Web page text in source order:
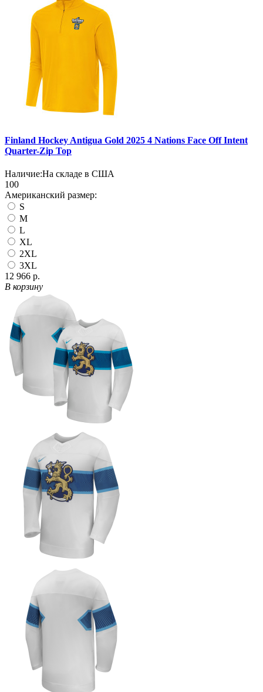
Finland Hockey Antigua Gold 2025 4 Nations Face Off Intent
Quarter-Zip Top
Наличие:На складе в США
100
Американский размер:
S
M
L
XL
2XL
3XL
12 966 р.
В корзину